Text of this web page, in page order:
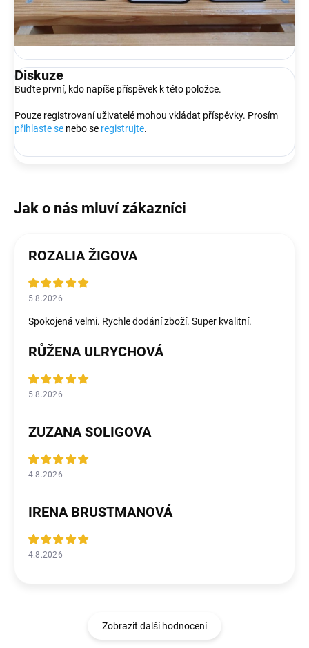
Diskuze
Buďte první, kdo napíše příspěvek k této položce.
Pouze registrovaní uživatelé mohou vkládat příspěvky. Prosím
přihlaste se nebo se registrujte.
ROZALIA ŽIGOVA
5.8.2026
Spokojená velmi. Rychle dodání zboží. Super kvalitní.
RŮŽENA ULRYCHOVÁ
5.8.2026
ZUZANA SOLIGOVA
4.8.2026
IRENA BRUSTMANOVÁ
4.8.2026
Zobrazit další hodnocení